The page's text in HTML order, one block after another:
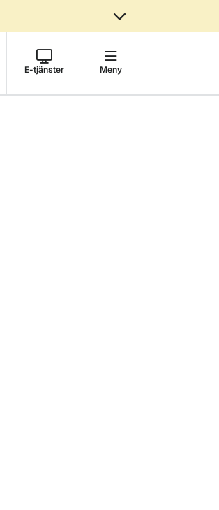
E-tjänster Meny